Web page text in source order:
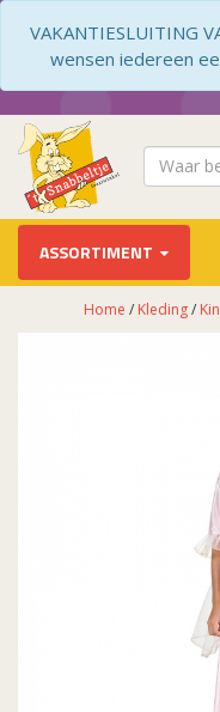
VAKANTIESLUITING
wensen iedereen
ASSORTIMENT
Home / Kleding/